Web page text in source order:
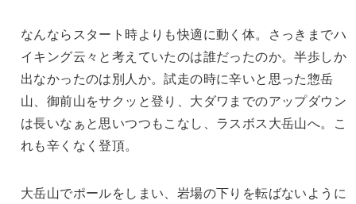
なんならスタート時よりも快適に動く体。さっきまでハ
イキング云々と考えていたのは誰だったのか。半歩しか
出なかったのは別人か。試走の時に辛いと思った惣岳
山、御前山をサクッと登り、大ダワまでのアップダウン
は長いなぁと思いつつもこなし、ラスボス大岳山へ。こ
れも辛くなく登頂。
大岳山でポールをしまい、岩場の下りを転ばないように